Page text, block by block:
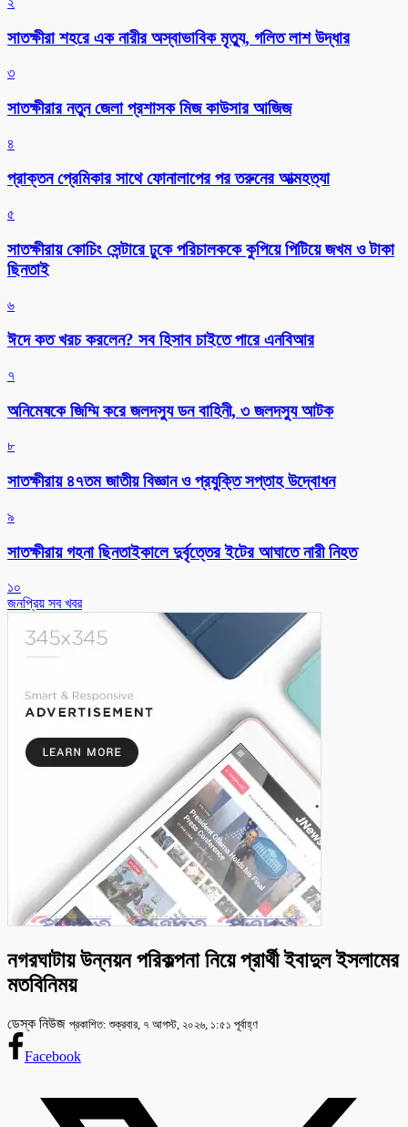
সাতক্ষীরা শহরে এক নারীর অস্বাভাবিক মৃত্যু, গলিত লাশ উদ্ধার
৩
সাতক্ষীরার নতুন জেলা প্রশাসক মিজ কাউসার আজিজ
৪
প্রাক্তন প্রেমিকার সাথে ফোনালাপের পর তরুনের আত্মহত্যা
৫
সাতক্ষীরায় কোচিং সেন্টারে ঢুকে পরিচালককে কুপিয়ে পিটিয়ে জখম ও টাকা
ছিনতাই
৬
ঈদে কত খরচ করলেন? সব হিসাব চাইতে পারে এনবিআর
৭
অনিমেষকে জিম্মি করে জলদস্যু ডন বাহিনী, ৩ জলদস্যু আটক
৮
সাতক্ষীরায় ৪৭তম জাতীয় বিজ্ঞান ও প্রযুক্তি সপ্তাহ উদ্বোধন
৯
সাতক্ষীরায় গহনা ছিনতাইকালে দুর্বৃত্তের ইটের আঘাতে নারী নিহত
১০
জনপ্রিয় সব খবর
নগরঘাটায় উন্নয়ন পরিকল্পনা নিয়ে প্রার্থী ইবাদুল ইসলামের
মতবিনিময়
ডেস্ক নিউজ প্রকাশিত: শুক্রবার, ৭ আগস্ট, ২০২৬, ১:৫১ পূর্বাহ্ণ
Facebook